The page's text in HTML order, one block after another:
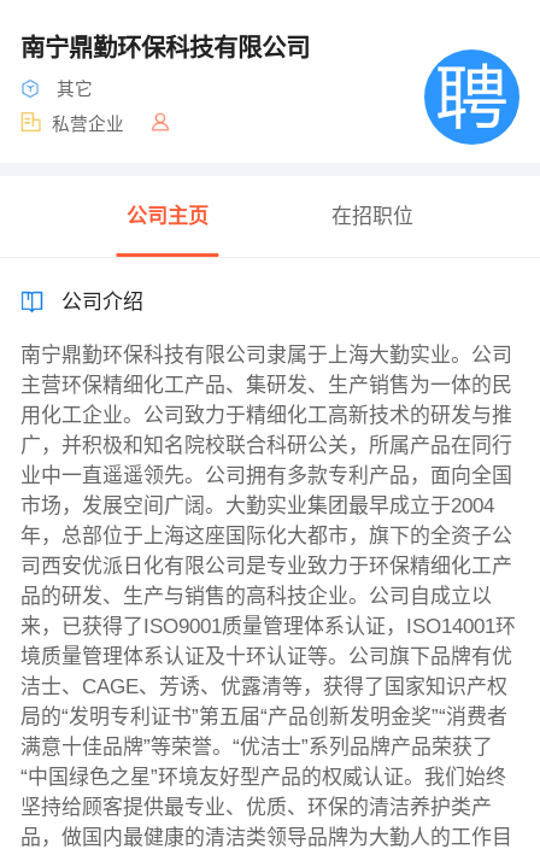
南宁鼎勤环保科技有限公司
其它
私营企业
公司主页 在招职位
公司介绍
南宁鼎勤环保科技有限公司隶属于上海大勤实业。公司
主营环保精细化工产品、集研发、生产销售为一体的民
用化工企业。公司致力于精细化工高新技术的研发与推
广，并积极和知名院校联合科研公关，所属产品在同行
业中一直遥遥领先。公司拥有多款专利产品，面向全国
市场，发展空间广阔。大勤实业集团最早成立于2004
年，总部位于上海这座国际化大都市，旗下的全资子公
司西安优派日化有限公司是专业致力于环保精细化工产
品的研发、生产与销售的高科技企业。公司自成立以
来，已获得了ISO9001质量管理体系认证，ISO14001环
境质量管理体系认证及十环认证等。公司旗下品牌有优
洁士、CAGE、芳诱、优露清等，获得了国家知识产权
局的“发明专利证书”第五届“产品创新发明金奖”“消费者
满意十佳品牌”等荣誉。“优洁士”系列品牌产品荣获了
“中国绿色之星”环境友好型产品的权威认证。我们始终
坚持给顾客提供最专业、优质、环保的清洁养护类产
品，做国内最健康的清洁类领导品牌为大勤人的工作目